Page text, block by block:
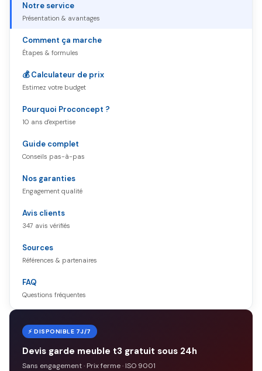
Notre service
Présentation & avantages
Comment ça marche
Étapes & formules
💰 Calculateur de prix
Estimez votre budget
Pourquoi Proconcept ?
10 ans d'expertise
Guide complet
Conseils pas-à-pas
Nos garanties
Engagement qualité
Avis clients
347 avis vérifiés
Sources
Références & partenaires
FAQ
Questions fréquentes
⚡ DISPONIBLE 7J/7
Devis garde meuble t3 gratuit sous 24h
Sans engagement · Prix ferme · ISO 9001